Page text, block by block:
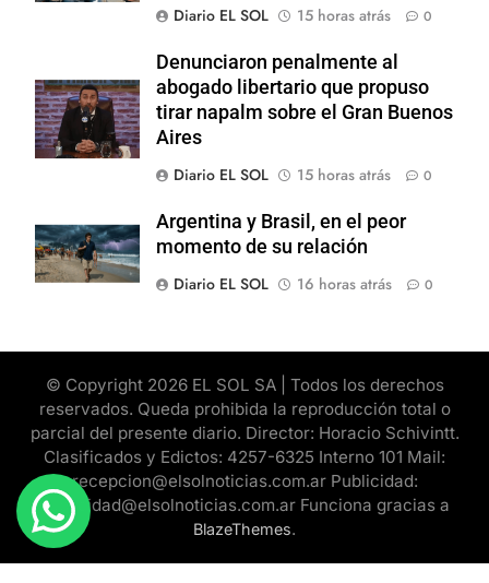
Diario EL SOL
15 horas atrás 0
Denunciaron penalmente al
abogado libertario que propuso
tirar napalm sobre el Gran Buenos
Aires
Diario EL SOL
15 horas atrás 0
Argentina y Brasil, en el peor
momento de su relación
Diario EL SOL
16 horas atrás 0
© Copyright 2026 EL SOL SA | Todos los derechos
reservados. Queda prohibida la reproducción total o
parcial del presente diario. Director: Horacio Schivintt.
Clasificados y Edictos: 4257-6325 Interno 101 Mail:
recepcion@elsolnoticias.com.ar Publicidad:
publicidad@elsolnoticias.com.ar Funciona gracias a
BlazeThemes.